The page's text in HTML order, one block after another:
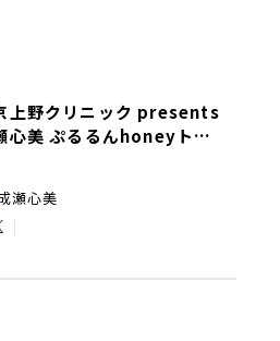
上野クリニック presents
心美 ぷるるんhoneyトラ
瀬心美